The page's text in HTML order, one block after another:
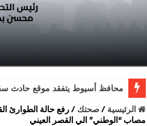
محافظ أسيوط يتفقد موقع حادث
الرئيسية /صحتك /رفع حالة الطوارئ
مصاب “الوطني” الي القصر العيني